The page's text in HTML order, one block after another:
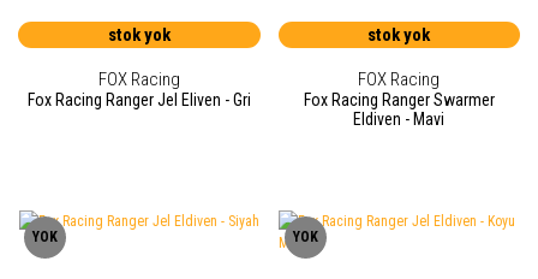
stok yok
FOX Racing
Fox Racing Ranger Jel Eliven - Gri
stok yok
FOX Racing
Fox Racing Ranger Swarmer
Eldiven - Mavi
YOK YOK